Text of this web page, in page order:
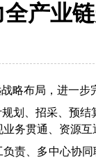
全产业
略布局，进一
划、招采、预
务贯通、资源互
责、多中心协